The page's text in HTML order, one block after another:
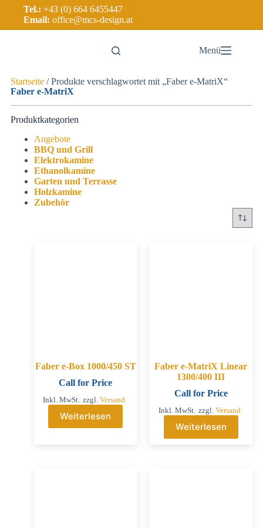
Tel.: +43 (0) 664 6455447
Email: office@mcs-design.at
Menü
Startseite/ Produkte verschlagwortet mit „Faber e-MatriX“
Faber e-MatriX
Produktkategorien
Angebote
BBQ und Grill
Elektrokamine
Ethanolkamine
Garten und Terrasse
Holzkamine
Zubehör
Faber e-Box 1000/450 ST
Call for Price
Inkl. MwSt. zzgl.Versand
Weiterlesen
Faber e-MatriX Linear
1300/400 III
Call for Price
Inkl. MwSt. zzgl. Versand
Weiterlesen